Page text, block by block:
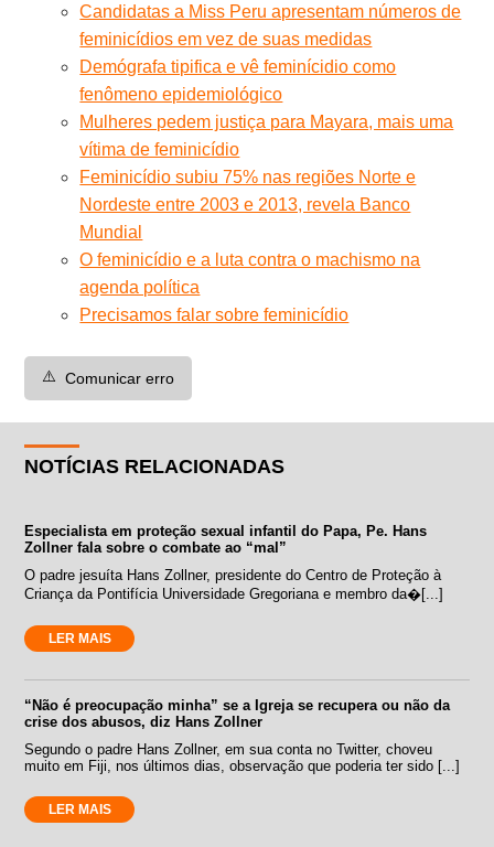
Candidatas a Miss Peru apresentam números de
feminicídios em vez de suas medidas
Demógrafa tipifica e vê feminícidio como
fenômeno epidemiológico
Mulheres pedem justiça para Mayara, mais uma
vítima de feminicídio
Feminicídio subiu 75% nas regiões Norte e
Nordeste entre 2003 e 2013, revela Banco
Mundial
O feminicídio e a luta contra o machismo na
agenda política
Precisamos falar sobre feminicídio
⚠️ Comunicar erro
NOTÍCIAS RELACIONADAS
Especialista em proteção sexual infantil do Papa, Pe. Hans
Zollner fala sobre o combate ao “mal”
O padre jesuíta Hans Zollner, presidente do Centro de Proteção à
Criança da Pontifícia Universidade Gregoriana e membro da�[...]
LER MAIS
“Não é preocupação minha” se a Igreja se recupera ou não da
crise dos abusos, diz Hans Zollner
Segundo o padre Hans Zollner, em sua conta no Twitter, choveu
muito em Fiji, nos últimos dias, observação que poderia ter sido [...]
LER MAIS